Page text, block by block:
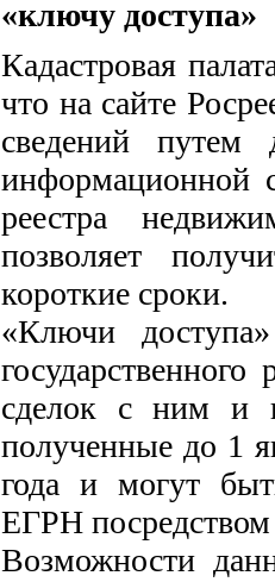
«ключу доступа»
Кадастровая
что на сайте
сведений путем
информационной
реестра
позволяет
короткие сроки.
«Ключи
сделок с ним и
полученные до 1
года и могут
ЕГРН
Возможности